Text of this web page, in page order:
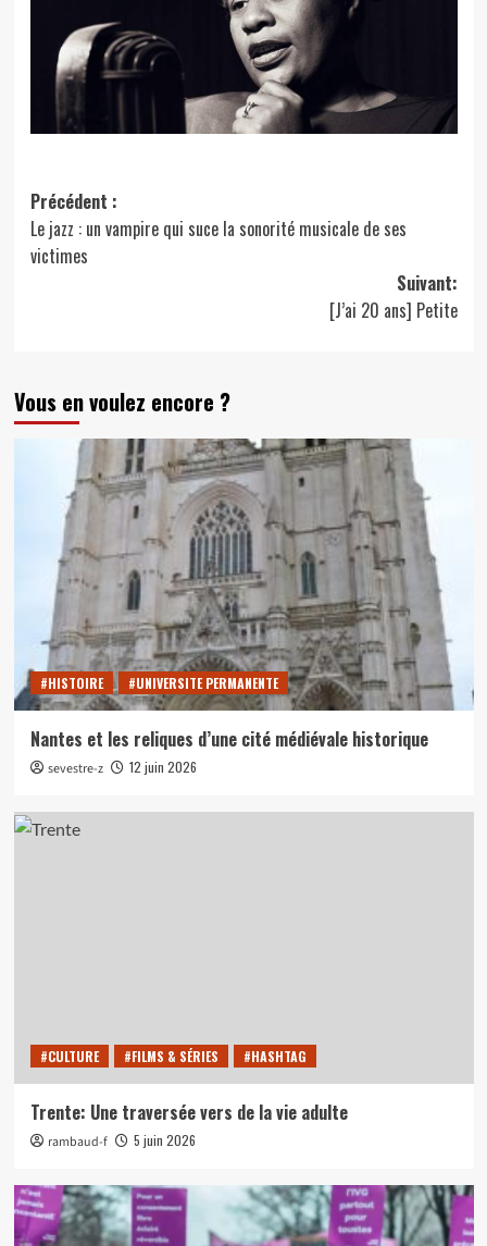
Navigation
d’article
Précédent :
Le jazz : un vampire qui suce la sonorité musicale de ses
victimes
Suivant:
[J’ai 20 ans] Petite
Vous en voulez encore ?
#HISTOIRE #UNIVERSITE PERMANENTE
Nantes et les reliques d’une cité médiévale historique
sevestre-z 12 juin 2026
#CULTURE #FILMS & SÉRIES #HASHTAG
Trente: Une traversée vers de la vie adulte
rambaud-f 5 juin 2026